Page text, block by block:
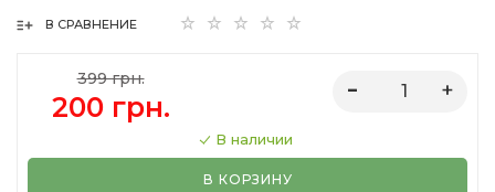
В СРАВНЕНИЕ
399 грн.
200 грн.
В наличии
В КОРЗИНУ